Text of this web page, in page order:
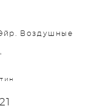
Воздушные